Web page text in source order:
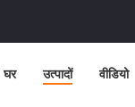
घर उत्पादों वीडियो